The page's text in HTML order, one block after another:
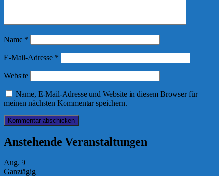
Name *
E-Mail-Adresse *
Website
Name, E-Mail-Adresse und Website in diesem Browser für
meinen nächsten Kommentar speichern.
Anstehende Veranstaltungen
Aug. 9
Ganztägig